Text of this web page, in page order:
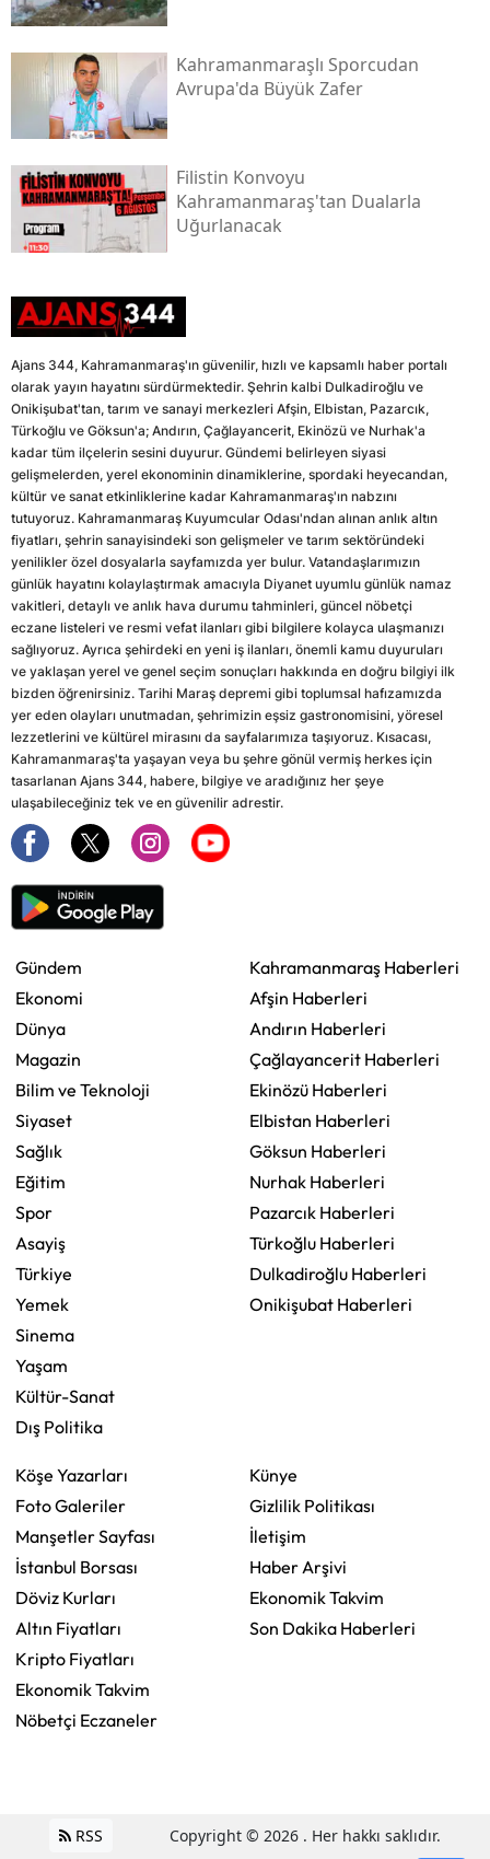
Kahramanmaraşlı Sporcudan
Avrupa'da Büyük Zafer
Filistin Konvoyu
Kahramanmaraş'tan Dualarla
Uğurlanacak
Ajans 344, Kahramanmaraş'ın güvenilir, hızlı ve kapsamlı haber portalı
olarak yayın hayatını sürdürmektedir. Şehrin kalbi Dulkadiroğlu ve
Onikişubat'tan, tarım ve sanayi merkezleri Afşin, Elbistan, Pazarcık,
Türkoğlu ve Göksun'a; Andırın, Çağlayancerit, Ekinözü ve Nurhak'a
kadar tüm ilçelerin sesini duyurur. Gündemi belirleyen siyasi
gelişmelerden, yerel ekonominin dinamiklerine, spordaki heyecandan,
kültür ve sanat etkinliklerine kadar Kahramanmaraş'ın nabzını
tutuyoruz. Kahramanmaraş Kuyumcular Odası'ndan alınan anlık altın
fiyatları, şehrin sanayisindeki son gelişmeler ve tarım sektöründeki
yenilikler özel dosyalarla sayfamızda yer bulur. Vatandaşlarımızın
günlük hayatını kolaylaştırmak amacıyla Diyanet uyumlu günlük namaz
vakitleri, detaylı ve anlık hava durumu tahminleri, güncel nöbetçi
eczane listeleri ve resmi vefat ilanları gibi bilgilere kolayca ulaşmanızı
sağlıyoruz. Ayrıca şehirdeki en yeni iş ilanları, önemli kamu duyuruları
ve yaklaşan yerel ve genel seçim sonuçları hakkında en doğru bilgiyi ilk
bizden öğrenirsiniz. Tarihi Maraş depremi gibi toplumsal hafızamızda
yer eden olayları unutmadan, şehrimizin eşsiz gastronomisini, yöresel
lezzetlerini ve kültürel mirasını da sayfalarımıza taşıyoruz. Kısacası,
Kahramanmaraş'ta yaşayan veya bu şehre gönül vermiş herkes için
tasarlanan Ajans 344, habere, bilgiye ve aradığınız her şeye
ulaşabileceğiniz tek ve en güvenilir adrestir.
Gündem
Ekonomi
Dünya
Magazin
Bilim ve Teknoloji
Siyaset
Sağlık
Eğitim
Spor
Asayiş
Türkiye
Yemek
Sinema
Yaşam
Kültür-Sanat
Dış Politika
Kahramanmaraş Haberleri
Afşin Haberleri
Andırın Haberleri
Çağlayancerit Haberleri
Ekinözü Haberleri
Elbistan Haberleri
Göksun Haberleri
Nurhak Haberleri
Pazarcık Haberleri
Türkoğlu Haberleri
Dulkadiroğlu Haberleri
Onikişubat Haberleri
Köşe Yazarları
Foto Galeriler
Manşetler Sayfası
İstanbul Borsası
Döviz Kurları
Altın Fiyatları
Kripto Fiyatları
Ekonomik Takvim
Nöbetçi Eczaneler
Künye
Gizlilik Politikası
İletişim
Haber Arşivi
Ekonomik Takvim
Son Dakika Haberleri
RSS Copyright © 2026 . Her hakkı saklıdır.